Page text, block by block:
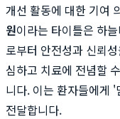
개선 활동에 대한 기여
원이라는 타이틀은 하
로부터 안전성과 신뢰
심하고 치료에 전념할
니다. 이는 환자들에게
전달합니다.